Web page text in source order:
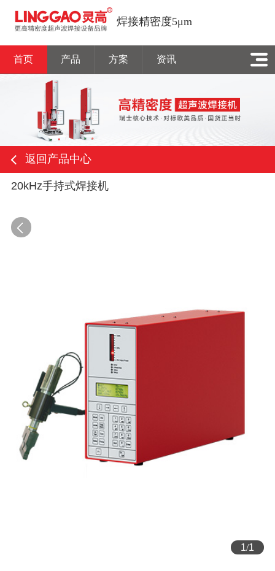
焊接精密度5μm
首页 产品 方案 资讯
返回产品中心
20kHz手持式焊接机
1/1